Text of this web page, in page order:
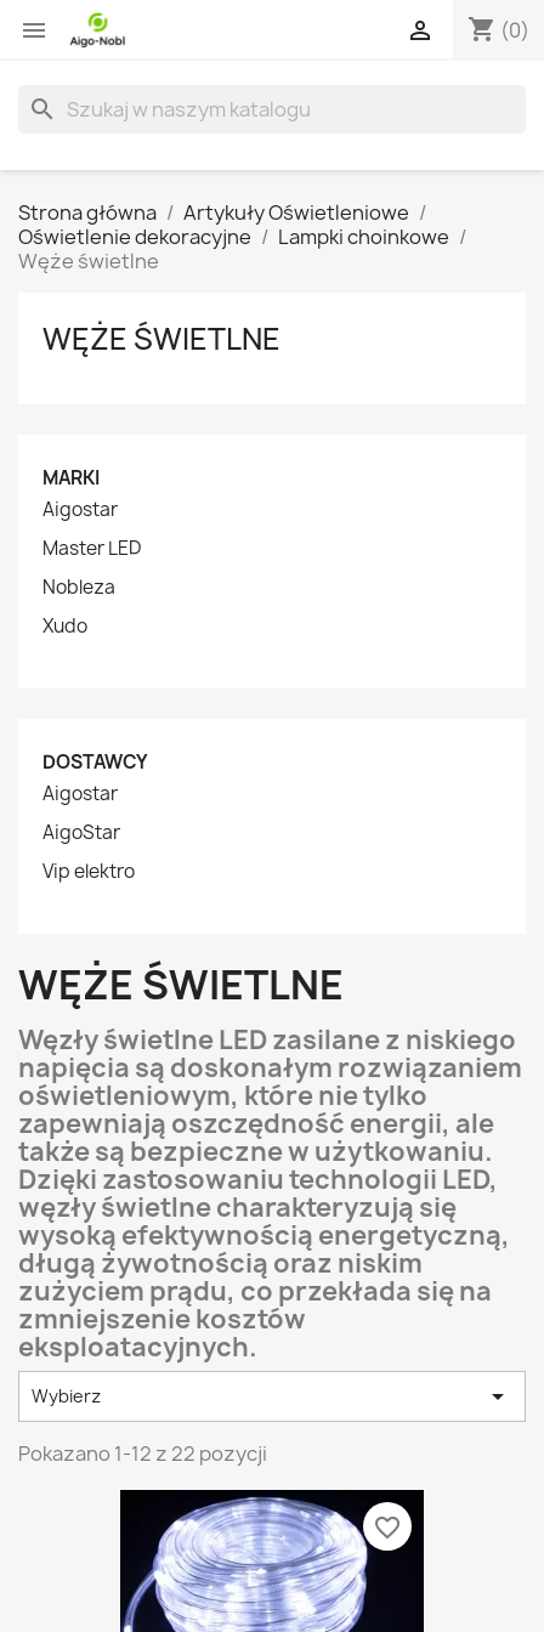
 shopping_cart (0)

search
Strona główna
Artykuły Oświetleniowe
Oświetlenie dekoracyjne
Lampki choinkowe
Węże świetlne
WĘŻE ŚWIETLNE
MARKI
Aigostar
Master LED
Nobleza
Xudo
DOSTAWCY
Aigostar
AigoStar
Vip elektro
WĘŻE ŚWIETLNE
Węzły świetlne LED zasilane z niskiego
napięcia są doskonałym rozwiązaniem
oświetleniowym, które nie tylko
zapewniają oszczędność energii, ale
także są bezpieczne w użytkowaniu.
Dzięki zastosowaniu technologii LED,
węzły świetlne charakteryzują się
wysoką efektywnością energetyczną,
długą żywotnością oraz niskim
zużyciem prądu, co przekłada się na
zmniejszenie kosztów
eksploatacyjnych.
Wybierz 
Pokazano 1-12 z 22 pozycji
favorite_border